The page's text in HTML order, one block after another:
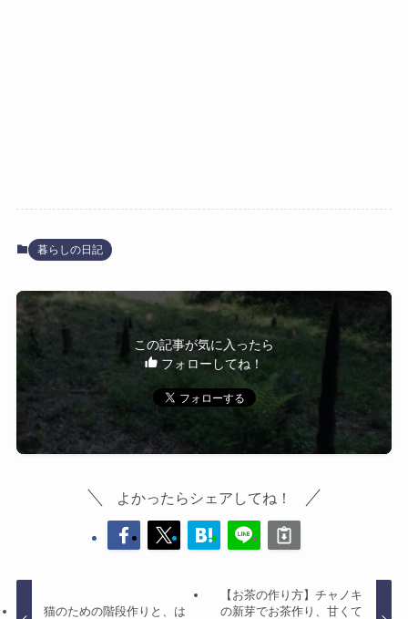
暮らしの日記
この記事が気に入ったら
フォローしてね！
よかったらシェアしてね！
猫のための階段作りと、は
【お茶の作り方】チャノキ
の新芽でお茶作り、甘くて